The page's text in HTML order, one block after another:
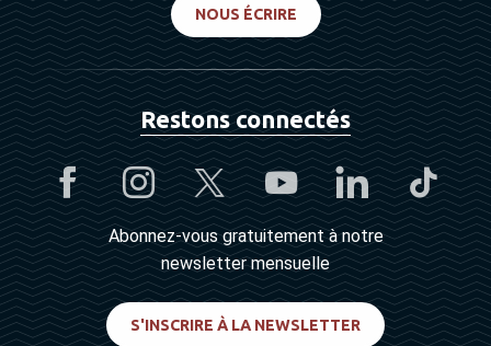
NOUS ÉCRIRE
Restons connectés
Abonnez-vous gratuitement à notre
newsletter mensuelle
S'INSCRIRE À LA NEWSLETTER